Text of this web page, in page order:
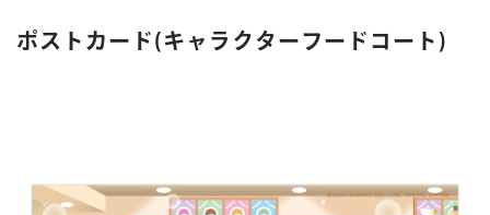
アクセス フロアマップ
ポストカード(キャラクターフードコート)